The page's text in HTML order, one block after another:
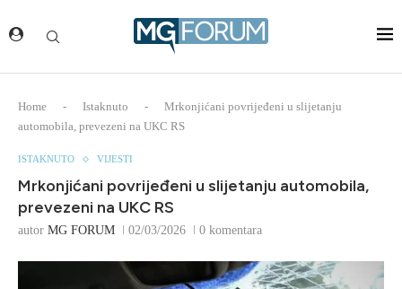
Home - Istaknuto -
Mrkonjićani povrijeđeni u slijetanju
automobila, prevezeni na UKC RS
ISTAKNUTO VIJESTI
Mrkonjićani povrijeđeni u slijetanju automobila,
prevezeni na UKC RS
autor MG FORUM 02/03/2026 0 komentara